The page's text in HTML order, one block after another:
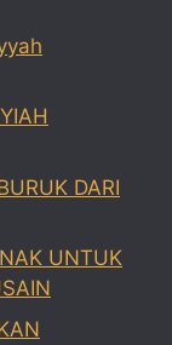
DARI
UNTUK